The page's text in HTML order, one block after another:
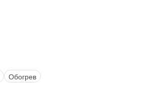
Обогрев